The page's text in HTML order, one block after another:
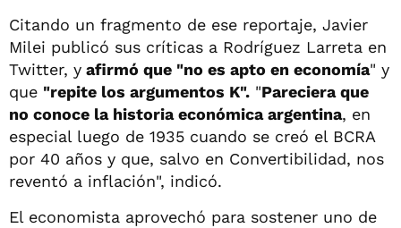
Citando un fragmento de ese reportaje, Javier
Milei publicó sus críticas a Rodríguez Larreta en
Twitter, y afirmó que "no es apto en economía" y
que "repite los argumentos K". "Pareciera que
no conoce la historia económica argentina, en
especial luego de 1935 cuando se creó el BCRA
por 40 años y que, salvo en Convertibilidad, nos
reventó a inflación", indicó.
El economista aprovechó para sostener uno de